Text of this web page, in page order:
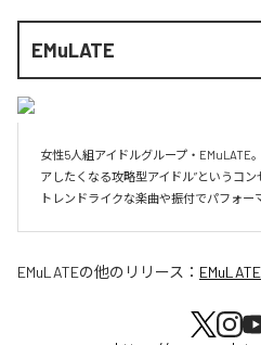
EMuLATE
女性5人組アイドルグループ・EMuLATE
アしたくなる攻略型アイドル”というコ
EMuLATEの他のリリース： EMuLATE